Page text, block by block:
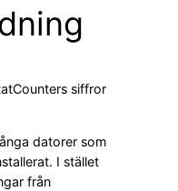
siffror
datorer som
I stället
från